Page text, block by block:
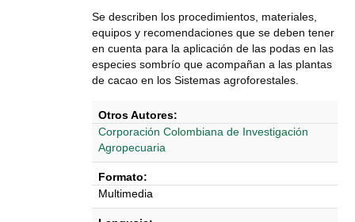
Se describen los procedimientos, materiales,
equipos y recomendaciones que se deben tener
en cuenta para la aplicación de las podas en las
especies sombrío que acompañan a las plantas
de cacao en los Sistemas agroforestales.
Otros Autores:
Corporación Colombiana de Investigación
Agropecuaria
Formato:
Multimedia